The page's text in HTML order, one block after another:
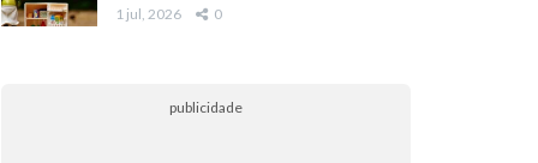
1 jul, 2026 0
publicidade